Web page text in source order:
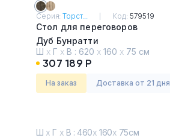
Серия:Торст... Код: 579519
Стол для переговоров
Дуб Бунратти
Ш х Г х В : 620 х 160 х 75 см
307 189 Р
На заказ Доставка от 21 дня
Ш х Г х В : 460х 160х 75см